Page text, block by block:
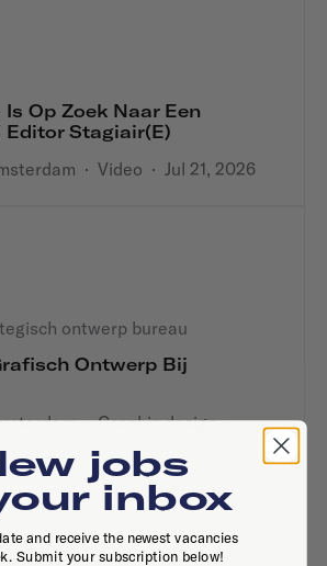
Op Zoek Naar Een
Stagiair(e)
· Video · Jul 21, 2026
ontwerp bureau
Ontwerp Bij
·Graphic design·
jobs
inbox
and receive the newest vacancies
Submit your subscription below!